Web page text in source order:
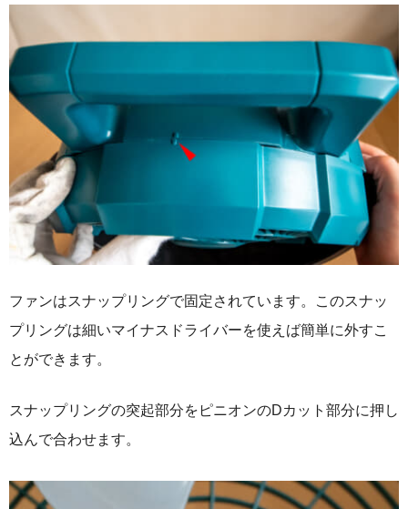
ファンはスナップリングで固定されています。このスナッ
プリングは細いマイナスドライバーを使えば簡単に外すこ
とができます。
スナップリングの突起部分をピニオンのDカット部分に押し
込んで合わせます。